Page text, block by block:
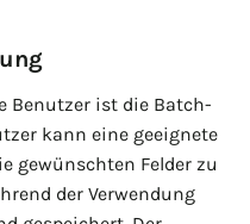
Benutzer ist die Batch-
kann eine geeignete
gewünschten Felder zu
der Verwendung